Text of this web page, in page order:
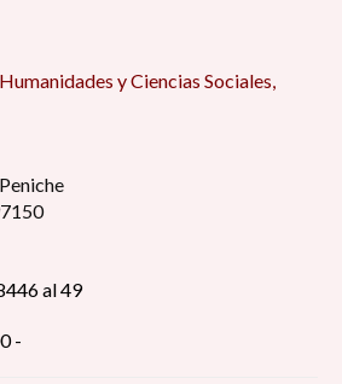
y Ciencias Sociales,
al 49
-